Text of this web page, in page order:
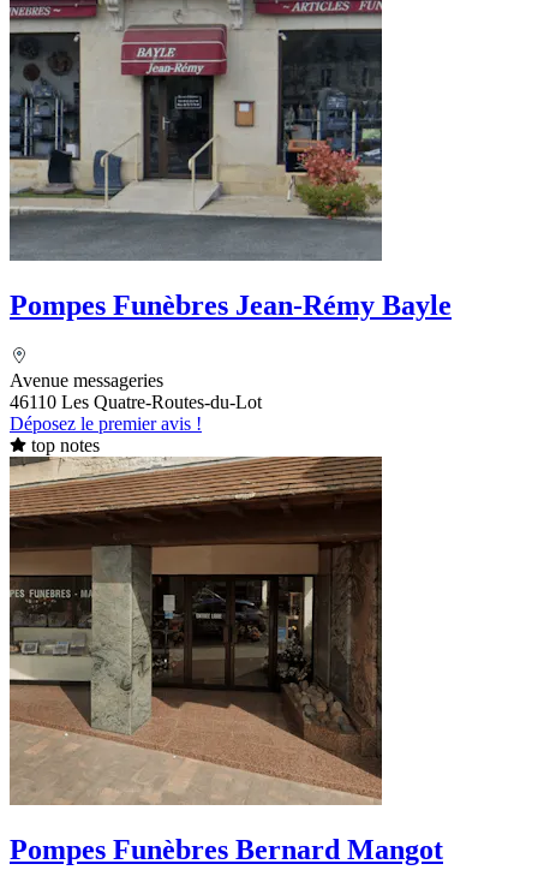
Pompes Funèbres Jean-Rémy Bayle
Avenue messageries
46110 Les Quatre-Routes-du-Lot
Déposez le premier avis !
top notes
Pompes Funèbres Bernard Mangot